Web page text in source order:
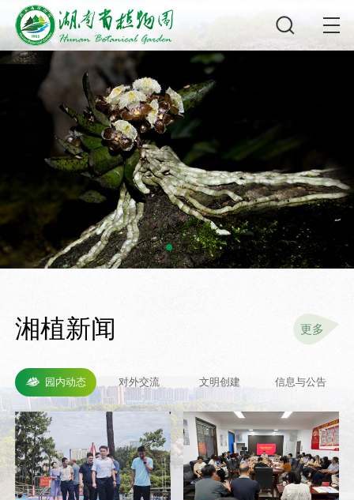
湘植新闻 更多
园内动态 对外交流 文明创建 信息与公告